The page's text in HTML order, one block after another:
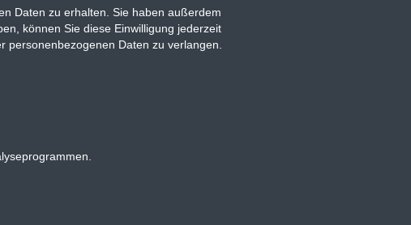
Daten zu erhalten. Sie haben außerdem
können Sie diese Einwilligung jederzeit
Daten zu verlangen.